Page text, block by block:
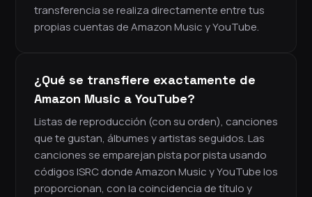
transferencia se realiza directamente entre tus
propias cuentas de Amazon Music y YouTube.
¿Qué se transfiere exactamente de
Amazon Music a YouTube?
Listas de reproducción (con su orden), canciones
que te gustan, álbumes y artistas seguidos. Las
canciones se emparejan pista por pista usando
códigos ISRC donde Amazon Music y YouTube los
proporcionan, con la coincidencia de título y